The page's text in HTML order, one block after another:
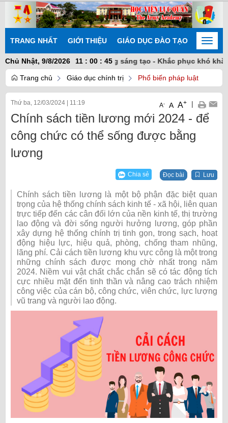
TRANG NHẤT GIỚI THIỆU GIÁO DỤC ĐÀO TẠO
Toggle
Chủ Nhật, 9/8/2026
11 : 00 : 46
kết nhất trí - Chủ động sáng tạo - Khắc phục khó khăn -
Trang chủ Giáo dục chính trị Phổ biến pháp luật
Thứ ba, 12/03/2024 11:19 A- A A+ |
Chính sách tiền lương mới 2024 - để
công chức có thể sống được bằng
lương
Chia sẻ Đọc bài Lưu
Chính sách tiền lương là một bộ phận đặc biệt quan
trọng của hệ thống chính sách kinh tế - xã hội, liên quan
trực tiếp đến các cân đối lớn của nền kinh tế, thị trường
lao động và đời sống người hưởng lương, góp phần
xây dựng hệ thống chính trị tinh gọn, trong sạch, hoạt
động hiệu lực, hiệu quả, phòng, chống tham nhũng,
lãng phí. Cải cách tiền lương khu vực công là một trong
những chính sách được mong chờ nhất trong năm
2024. Niềm vui vật chất chắc chắn sẽ có tác động tích
cực nhiều mặt đến tinh thần và nâng cao trách nhiệm
công việc của cán bộ, công chức, viên chức, lực lượng
vũ trang và người lao động.